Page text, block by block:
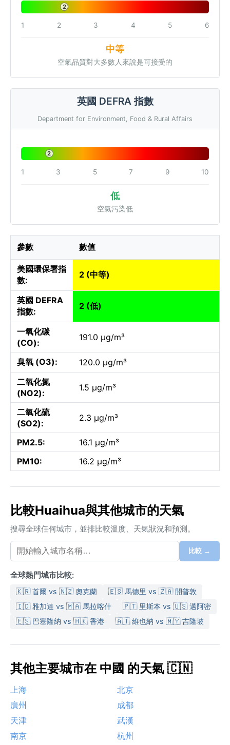
2
1 2 3 4 5 6
中等
空氣品質對大多數人來說是可接受的
英國 DEFRA 指數
Department for Environment, Food & Rural Affairs
2
1 3 5 7 9 10
低
空氣污染低
參數 數值
美國環保署指
數:
2 (中等)
英國 DEFRA
指數:
2 (低)
一氧化碳
(CO):
191.0 µg/m³
臭氧 (O3):
120.0 µg/m³
二氧化氮
(NO2):
1.5 µg/m³
二氧化硫
(SO2):
2.3 µg/m³
PM2.5:
16.1 µg/m³
PM10:
16.2 µg/m³
比較Huaihua與其他城市的天氣
搜尋全球任何城市，並排比較溫度、天氣狀況和預測。
比較 →
全球熱門城市比較:
🇰🇷 首爾 vs 🇳🇿 奧克蘭
🇪🇸 馬德里 vs 🇿🇦 開普敦
🇮🇩 雅加達 vs 🇲🇦 馬拉喀什
🇵🇹 里斯本 vs 🇺🇸 邁阿密
🇪🇸 巴塞隆納 vs 🇭🇰 香港
🇦🇹 維也納 vs 🇲🇾 吉隆坡
其他主要城市在 中國 的天氣 🇨🇳
上海
北京
廣州
成都
天津
武漢
南京
杭州